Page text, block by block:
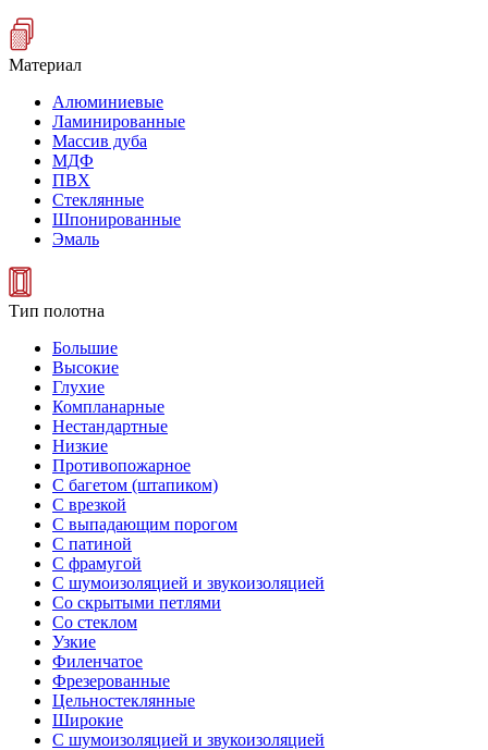
Материал
Алюминиевые
Ламинированные
Массив дуба
МДФ
ПВХ
Стеклянные
Шпонированные
Эмаль
Тип полотна
Большие
Высокие
Глухие
Компланарные
Нестандартные
Низкие
Противопожарное
С багетом (штапиком)
С врезкой
С выпадающим порогом
С патиной
С фрамугой
С шумоизоляцией и звукоизоляцией
Со скрытыми петлями
Со стеклом
Узкие
Филенчатое
Фрезерованные
Цельностеклянные
Широкие
С шумоизоляцией и звукоизоляцией